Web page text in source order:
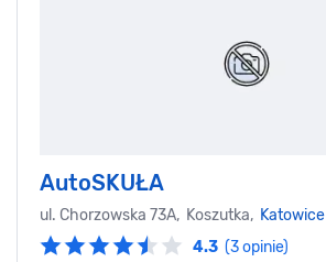
AutoSKUŁA
ul. Chorzowska 73A, Koszutka, Katowice
4.3 (3 opinie)